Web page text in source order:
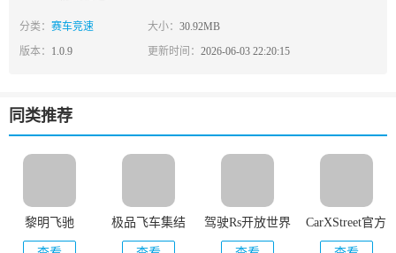
分类： 赛车竞速 大小：30.92MB
版本： 1.0.9 更新时间：2026-06-03 22:20:15
同类推荐
黎明飞驰 极品飞车集结
驾驶Rs开放世界
赛车
CarXStreet官方
正版